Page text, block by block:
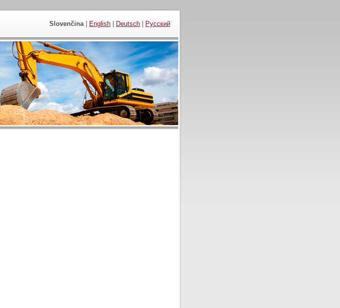
Slovenčina| English Deutsch Русский